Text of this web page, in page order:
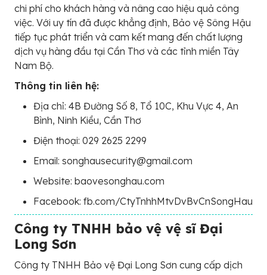
chi phí cho khách hàng và nâng cao hiệu quả công
việc. Với uy tín đã được khẳng định, Bảo vệ Sông Hậu
tiếp tục phát triển và cam kết mang đến chất lượng
dịch vụ hàng đầu tại Cần Thơ và các tỉnh miền Tây
Nam Bộ.
Thông tin liên hệ:
Địa chỉ: 4B Đường Số 8, Tổ 10C, Khu Vực 4, An
Bình, Ninh Kiều, Cần Thơ
Điện thoại: 029 2625 2299
Email: songhausecurity@gmail.com
Website: baovesonghau.com
Facebook: fb.com/CtyTnhhMtvDvBvCnSongHau
Công ty TNHH bảo vệ vệ sĩ Đại
Long Sơn
Công ty TNHH Bảo vệ Đại Long Sơn cung cấp dịch